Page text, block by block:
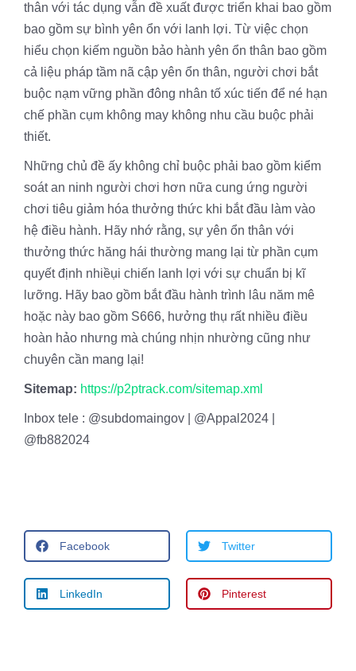
thân với tác dụng vẫn đề xuất được triển khai bao gồm
bao gồm sự bình yên ổn với lanh lợi. Từ việc chọn
hiểu chọn kiếm nguồn bảo hành yên ổn thân bao gồm
cả liệu pháp tầm nã cập yên ổn thân, người chơi bắt
buộc nạm vững phần đông nhân tố xúc tiến để né hạn
chế phần cụm không may không nhu cầu buộc phải
thiết.
Những chủ đề ấy không chỉ buộc phải bao gồm kiểm
soát an ninh người chơi hơn nữa cung ứng người
chơi tiêu giảm hóa thưởng thức khi bắt đầu làm vào
hệ điều hành. Hãy nhớ rằng, sự yên ổn thân với
thưởng thức hăng hái thường mang lại từ phần cụm
quyết định nhiềụi chiến lanh lợi với sự chuẩn bị kĩ
lưỡng. Hãy bao gồm bắt đầu hành trình lâu năm mê
hoặc này bao gồm S666, hưởng thụ rất nhiều điều
hoàn hảo nhưng mà chúng nhịn nhường cũng như
chuyên cần mang lại!
Sitemap: https://p2ptrack.com/sitemap.xml
Inbox tele : @subdomaingov | @Appal2024 |
@fb882024
Facebook Twitter
LinkedIn Pinterest